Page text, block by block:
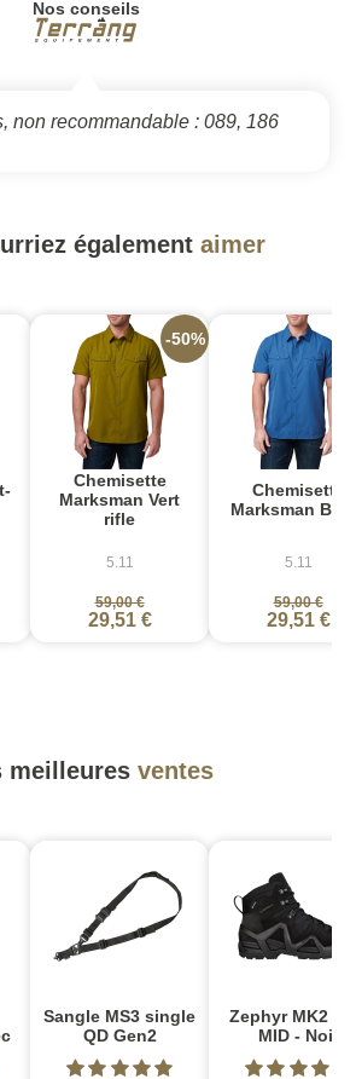
Nos conseils
non recommandable : 089, 186
également aimer
Chemisette
Marksman Vert
rifle
5.11
59,00 €
29,51 €
-50%
Chemisette
Marksman
5.11
59,00 €
29,51 €
meilleures ventes
Sangle MS3 single
QD Gen2
Zephyr MK2
MID - Noir